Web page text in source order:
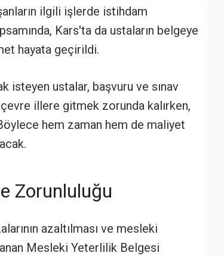
ilgili işlerde istihdam
Kars'ta da ustaların belgeye
hayata geçirildi.
isteyen ustalar, başvuru ve sınav
illere gitmek zorunda kalırken,
hem zaman hem de maliyet
Zorunluluğu
azaltılması ve mesleki
Mesleki Yeterlilik Belgesi